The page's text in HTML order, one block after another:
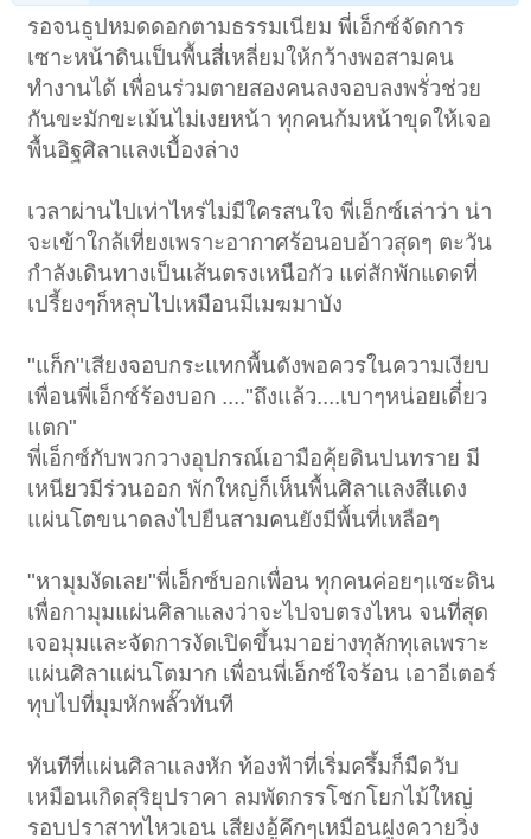
รอจนธูปหมดดอกตามธรรมเนียม พี่เอ็กซ์จัดการ
เซาะหน้าดินเป็นพื้นสี่เหลี่ยมให้กว้างพอสามคน
ทำงานได้ เพื่อนร่วมตายสองคนลงจอบลงพรั่วช่วย
กันขะมักขะเม้นไม่เงยหน้า ทุกคนก้มหน้าขุดให้เจอ
พื้นอิฐศิลาแลงเบื้องล่าง
เวลาผ่านไปเท่าไหร่ไม่มีใครสนใจ พี่เอ็กซ์เล่าว่า น่า
จะเข้าใกล้เที่ยงเพราะอากาศร้อนอบอ้าวสุดๆ ตะวัน
กำลังเดินทางเป็นเส้นตรงเหนือกัว แต่สักพักแดดที่
เปรี้ยงๆก็หลุบไปเหมือนมีเมฆมาบัง
"แก็ก"เสียงจอบกระแทกพื้นดังพอควรในความเงียบ
เพื่อนพี่เอ็กซ์ร้องบอก ...."ถึงแล้ว....เบาๆหน่อยเดี๋ยว
แตก"
พี่เอ็กซ์กับพวกวางอุปกรณ์เอามือคุ้ยดินปนทราย มี
เหนียวมีร่วนออก พักใหญ่ก็เห็นพื้นศิลาแลงสีแดง
แผ่นโตขนาดลงไปยืนสามคนยังมีพื้นที่เหลือๆ
"หามุมงัดเลย"พี่เอ็กซ์บอกเพื่อน ทุกคนค่อยๆแซะดิน
เพื่อกามุมแผ่นศิลาแลงว่าจะไปจบตรงไหน จนที่สุด
เจอมุมและจัดการงัดเปิดขึ้นมาอย่างทุลักทุเลเพราะ
แผ่นศิลาแผ่นโตมาก เพื่อนพี่เอ็กซ์ใจร้อน เอาอีเตอร์
ทุบไปที่มุมหักพลั๊วทันที
ทันทีที่แผ่นศิลาแลงหัก ท้องฟ้าที่เริ่มครึ้มก็มืดวับ
เหมือนเกิดสุริยุปราคา ลมพัดกรรโชกโยกไม้ใหญ่
รอบปราสาทไหวเอน เสียงอู้คึกๆเหมือนฝูงควายวิ่ง